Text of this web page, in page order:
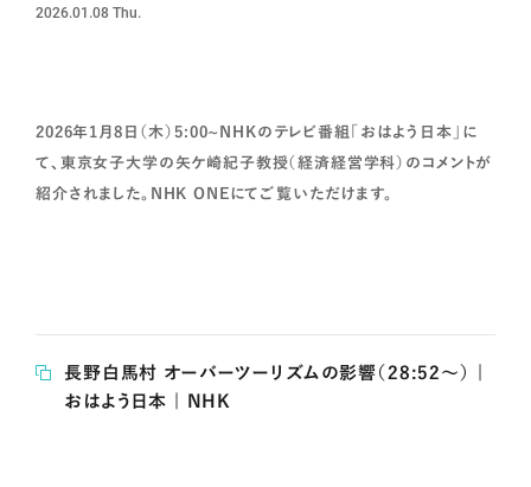
2026.01.08Thu.
2026年1月8日（木）5:00~NHKのテレビ番組「おはよう日本」に
て、東京女子大学の矢ケ崎紀子教授（経済経営学科）のコメントが
紹介されました。NHK ONEにてご覧いただけます。
長野白馬村 オーバーツーリズムの影響（28:52～） |
おはよう日本 | NHK